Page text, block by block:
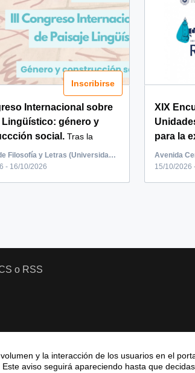
y la interacción de los usuarios en el
aviso seguirá apareciendo hasta que
Inscribirse
Internacional sobre
Lingüístico: género y
social. Tras la
Facultad de Filosofía y Letras (Universidad de Málaga) SECRETARÍA, Bulevar Louis Pasteur, Málaga, España
- 16/10/2026
XIX
para la
15 y 16 de
Avenida
15/10/2026
o RSS